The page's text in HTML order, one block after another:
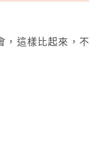
，這樣比起來，不